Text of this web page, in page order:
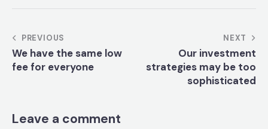
Post
navigation
PREVIOUS
We have the same low
fee for everyone
NEXT
Our investment
strategies may be too
sophisticated
Leave a comment